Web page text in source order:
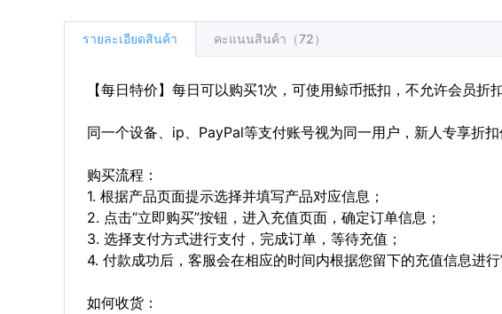
รายละเอียดสินค้า คะแนนสินค้า（72）
【每日特价】每日可以购买1次，可使用鲸币抵扣，不允许会员折
同一个设备、ip、PayPal等支付账号视为同一用户，新人专享折扣
购买流程：
1. 根据产品页面提示选择并填写产品对应信息；
2. 点击“立即购买”按钮，进入充值页面，确定订单信息；
3. 选择支付方式进行支付，完成订单，等待充值；
4. 付款成功后，客服会在相应的时间内根据您留下的充值信息进
如何收货：